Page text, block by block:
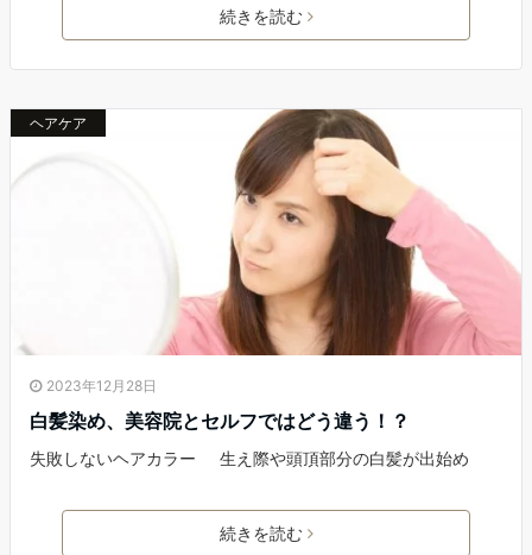
続きを読む
ヘアケア
2023年12月28日
白髪染め、美容院とセルフではどう違う！？
失敗しないヘアカラー 生え際や頭頂部分の白髪が出始め
続きを読む